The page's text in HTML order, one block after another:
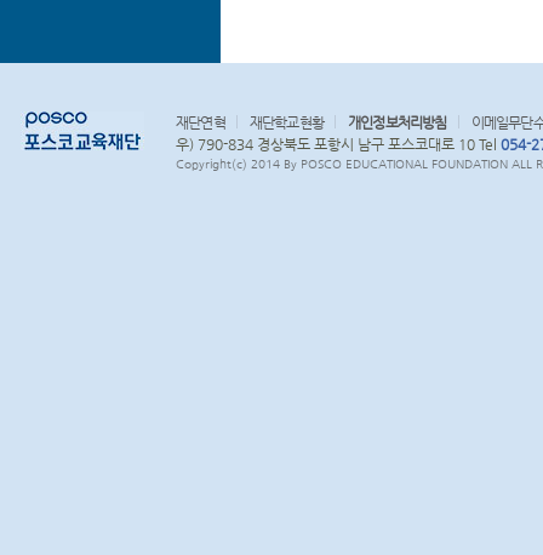
재단연혁 재단학교현황 개인정보처리방침
이메일무단
우) 790-834 경상북도 포항시 남구 포스코대로 10 Tel 054-
Copyright(c) 2014 By POSCO EDUCATIONAL FOUNDATION ALL